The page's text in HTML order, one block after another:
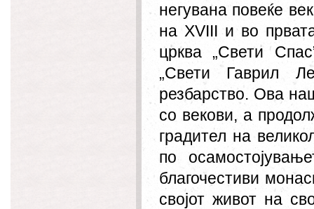
негувана повеќе
на XVIII и во
црква „Свети
„Свети Гаврил
резбарство. Ова
со векови, а
градител на
по
благочестиви
својот живот на